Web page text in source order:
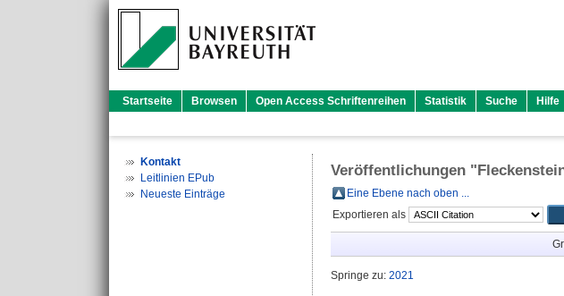
Startseite Browsen Open Access Schriftenreihen Statistik Suche Hilfe
Kontakt
Leitlinien EPub
Neueste Einträge
Veröffentlichungen "
Eine Ebene nach oben ...
Exportieren als
Springe zu: 2021